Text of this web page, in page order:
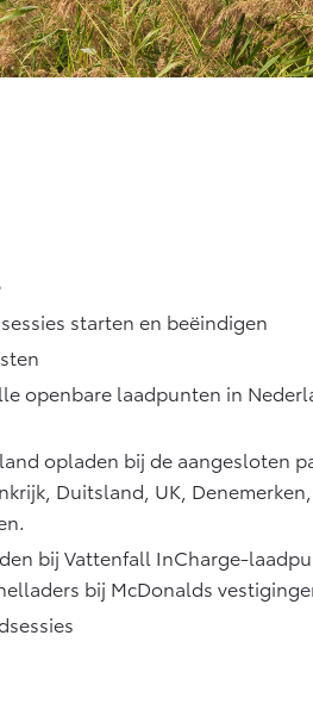
starten en beëindigen
openbare laadpunten in
opladen bij de aangesloten
Duitsland, UK,
bij Vattenfall InCharge-
bij McDonalds